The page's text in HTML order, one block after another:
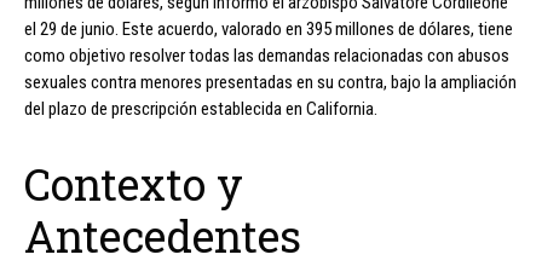
el 29 de junio. Este acuerdo, valorado en 395 millones de dólares, tiene
como objetivo resolver todas las demandas relacionadas con abusos
sexuales contra menores presentadas en su contra, bajo la ampliación
del plazo de prescripción establecida en California.
Contexto y
Antecedentes